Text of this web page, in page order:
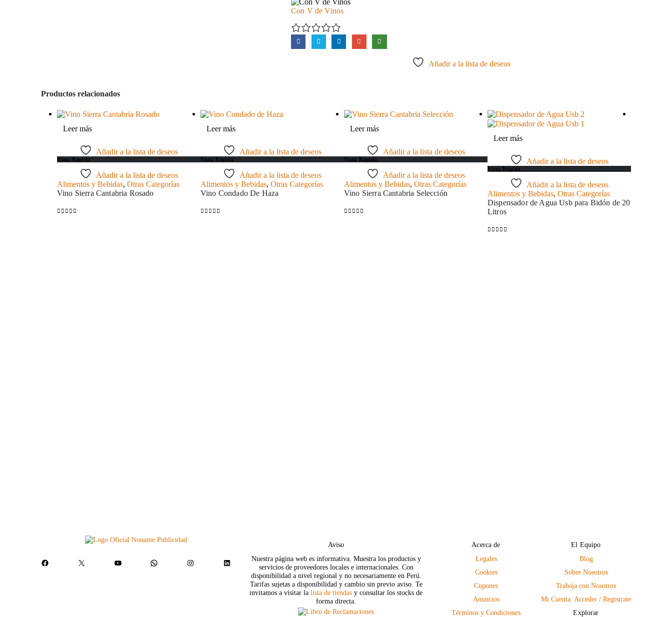
Con V de Vinos
Añadir a la lista de deseos
Productos relacionados
Leer más
Añadir a la lista de deseos
Vista Rápida
Añadir a la lista de deseos
Alimentos y Bebidas, Otras Categorías
Vino Sierra Cantabria Rosado
Leer más
Añadir a la lista de deseos
Vista Rápida
Añadir a la lista de deseos
Alimentos y Bebidas, Otras Categorías
Vino Condado De Haza
Leer más
Añadir a la lista de deseos
Vista Rápida
Añadir a la lista de deseos
Alimentos y Bebidas, Otras Categorías
Vino Sierra Cantabria Selección
Leer más
Añadir a la lista de deseos
Vista Rápida
Añadir a la lista de deseos
Alimentos y Bebidas, Otras Categorías
Dispensador de Agua Usb para Bidón de 20
Litros
Facebook X YouTube WhatsApp Instagram LinkedIn
Aviso
Nuestra página web es informativa. Muestra los productos y
servicios de proveedores locales e internacionales. Con
disponibilidad a nivel regional y no necesariamente en Perú.
Tarifas sujetas a disponibilidad y cambio sin previo aviso. Te
invitamos a visitar la lista de tiendas y consultar los stocks de
forma directa.
Acerca de
Legales
Cookies
Cupones
Anuncios
Términos y Condiciones
El Equipo
Blog
Sobre Nosotros
Trabaja con Nosotros
Mi Cuenta: Acceder / Registrate
Explorar